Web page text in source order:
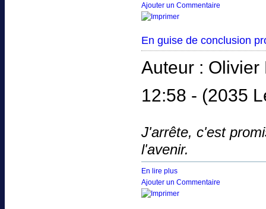
Ajouter un Commentaire
En guise de conclusion
Auteur :
12:58 - (2035
J'arrête, c'est
l'avenir.
En lire plus
Ajouter un Commentaire